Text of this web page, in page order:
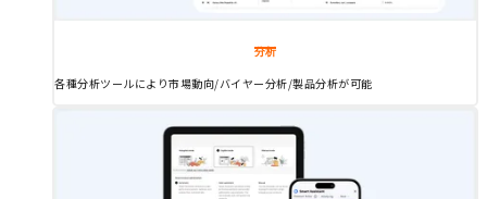
分析
各種分析ツールにより市場動向/バイヤー分析/製品分析が可能